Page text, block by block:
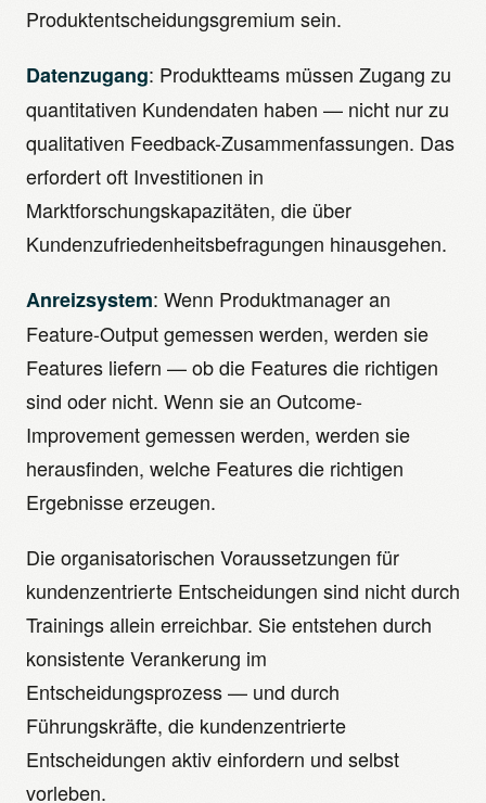
Produktentscheidungsgremium sein.
Datenzugang: Produktteams müssen Zugang zu
quantitativen Kundendaten haben — nicht nur zu
qualitativen Feedback-Zusammenfassungen. Das
erfordert oft Investitionen in
Marktforschungskapazitäten, die über
Kundenzufriedenheitsbefragungen hinausgehen.
Anreizsystem: Wenn Produktmanager an
Feature-Output gemessen werden, werden sie
Features liefern — ob die Features die richtigen
sind oder nicht. Wenn sie an Outcome-
Improvement gemessen werden, werden sie
herausfinden, welche Features die richtigen
Ergebnisse erzeugen.
Die organisatorischen Voraussetzungen für
kundenzentrierte Entscheidungen sind nicht durch
Trainings allein erreichbar. Sie entstehen durch
konsistente Verankerung im
Entscheidungsprozess — und durch
Führungskräfte, die kundenzentrierte
Entscheidungen aktiv einfordern und selbst
vorleben.